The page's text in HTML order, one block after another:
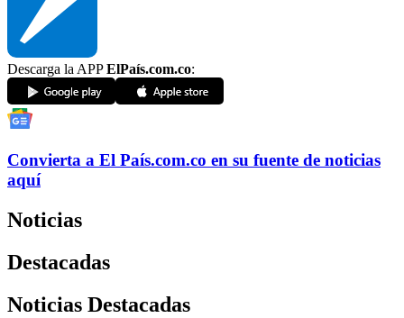
Descarga la APPElPaís.com.co:
Convierta a El País.com.co en su fuente de noticias
aquí
Noticias
Destacadas
Noticias Destacadas